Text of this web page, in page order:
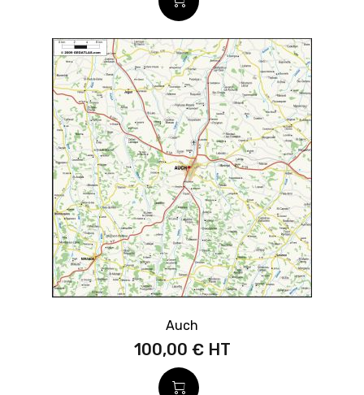
Auch
100,00 €